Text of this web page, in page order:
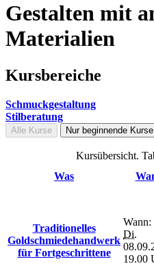
Gestalten mit
Materialien
Kursbereiche
Schmuckgestaltung
Stilberatung
Alle Kurse Nur beginnende Kurse
Kursübersicht.
Was
Traditionelles
Goldschmiedehandwerk
für Fortgeschrittene
Wann:
Di.
19.00